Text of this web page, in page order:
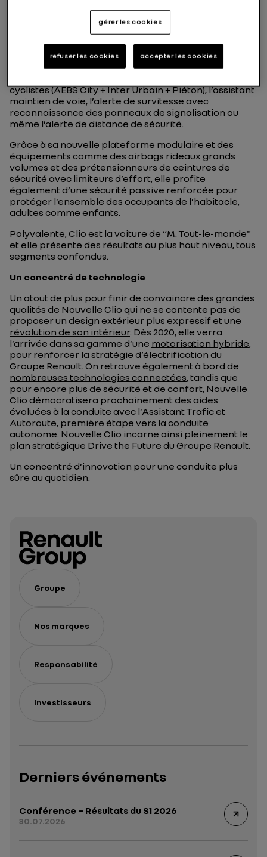
sûre des modèles en 2019 (avec l’Audi A1).
Malgré un test renforcé et sévérisé, en 2018, Nouvelle
Clio a obtenu la note maximale grâce notamment à
aides à la conduite
intégrées en série., la plus
complète de sa catégorie Citons par exemple le
cyclistes (AEBS City + Inter Urbain + Piéton), l’assistant
maintien de voie, l’alerte de survitesse avec
reconnaissance des panneaux de signalisation ou
même l’alerte de distance de sécurité.
Grâce à sa nouvelle plateforme modulaire et des
équipements comme des airbags rideaux grands
volumes et des prétensionneurs de ceintures de
sécurité avec limiteurs d’effort, elle profite
également d’une sécurité passive renforcée pour
protéger l’ensemble des occupants de l’habitacle,
adultes comme enfants.
Polyvalente, Clio est la voiture de “M. Tout-le-monde"
et elle présente des résultats au plus haut niveau, tous
segments confondus.
Un concentré de technologie
Un atout de plus pour finir de convaincre des grandes
qualités de Nouvelle Clio qui ne se contente pas de
proposerun design extérieur plus expressifet une
révolution de son intérieur. Dès 2020, elle verra
l’arrivée dans sa gamme d’une motorisation hybride,
pour renforcer la stratégie d’électrification du
Groupe Renault. On retrouve également à bord de
nombreuses technologies connectées, tandis que
pour encore plus de sécurité et de confort, Nouvelle
Clio démocratisera prochainement des aides
évoluées à la conduite avec l’Assistant Trafic et
Autoroute, première étape vers la conduite
autonome. Nouvelle Clio incarne ainsi pleinement le
plan stratégique Drive the Future du Groupe Renault.
Un concentré d’innovation pour une conduite plus
sûre au quotidien.
Groupe
Nos marques
Responsabilité
Investisseurs
Derniers événements
Conférence – Résultats du S1 2026
30.07.2026
gérer les cookies
refuser les cookies accepter les cookies